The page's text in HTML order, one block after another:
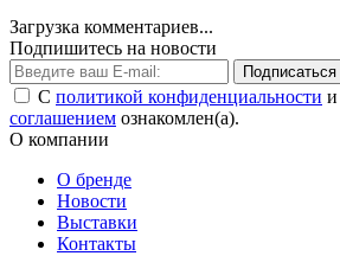
Загрузка комментариев...
Подпишитесь на новости
Подписаться
С политикой конфиденциальности и
соглашением ознакомлен(а).
О компании
О бренде
Новости
Выставки
Контакты